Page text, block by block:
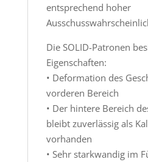
entsprechend hoher
Die SOLID-Patronen
Eigenschaften:
• Deformation des
vorderen Bereich
• Der hintere Bereich
bleibt zuverlässig als
vorhanden
• Sehr starkwandig im